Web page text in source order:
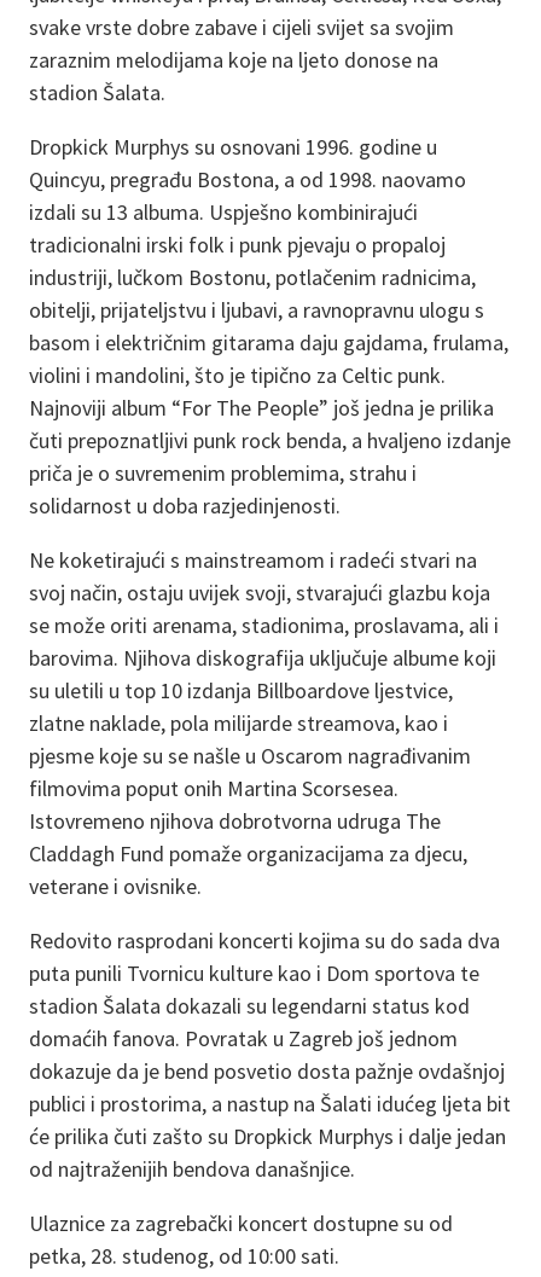
svake vrste dobre zabave i cijeli svijet sa svojim
zaraznim melodijama koje na ljeto donose na
stadion Šalata.
Dropkick Murphys su osnovani 1996. godine u
Quincyu, pregrađu Bostona, a od 1998. naovamo
izdali su 13 albuma. Uspješno kombinirajući
tradicionalni irski folk i punk pjevaju o propaloj
industriji, lučkom Bostonu, potlačenim radnicima,
obitelji, prijateljstvu i ljubavi, a ravnopravnu ulogu s
basom i električnim gitarama daju gajdama, frulama,
violini i mandolini, što je tipično za Celtic punk.
Najnoviji album “For The People” još jedna je prilika
čuti prepoznatljivi punk rock benda, a hvaljeno izdanje
priča je o suvremenim problemima, strahu i
solidarnost u doba razjedinjenosti.
Ne koketirajući s mainstreamom i radeći stvari na
svoj način, ostaju uvijek svoji, stvarajući glazbu koja
se može oriti arenama, stadionima, proslavama, ali i
barovima. Njihova diskografija uključuje albume koji
su uletili u top 10 izdanja Billboardove ljestvice,
zlatne naklade, pola milijarde streamova, kao i
pjesme koje su se našle u Oscarom nagrađivanim
filmovima poput onih Martina Scorsesea.
Istovremeno njihova dobrotvorna udruga The
Claddagh Fund pomaže organizacijama za djecu,
veterane i ovisnike.
Redovito rasprodani koncerti kojima su do sada dva
puta punili Tvornicu kulture kao i Dom sportova te
stadion Šalata dokazali su legendarni status kod
domaćih fanova. Povratak u Zagreb još jednom
dokazuje da je bend posvetio dosta pažnje ovdašnjoj
publici i prostorima, a nastup na Šalati idućeg ljeta bit
će prilika čuti zašto su Dropkick Murphys i dalje jedan
od najtraženijih bendova današnjice.
Ulaznice za zagrebački koncert dostupne su od
petka, 28. studenog, od 10:00 sati.